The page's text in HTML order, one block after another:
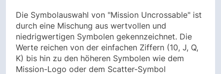
Die Symbolauswahl von "Mission Uncrossable" ist
durch eine Mischung aus wertvollen und
niedrigwertigen Symbolen gekennzeichnet. Die
Werte reichen von der einfachen Ziffern (10, J, Q,
K) bis hin zu den höheren Symbolen wie dem
Mission-Logo oder dem Scatter-Symbol